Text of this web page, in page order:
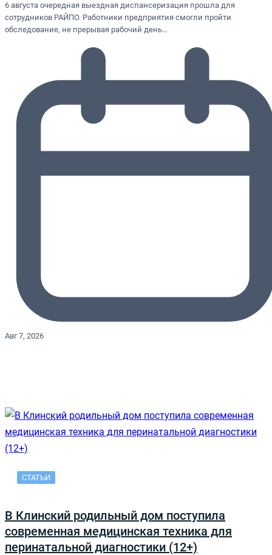
6 августа очередная выездная диспансеризация прошла для
сотрудников РАЙПО. Работники предприятия смогли пройти
обследование, не прерывая рабочий день…
Авг 7, 2026
СТАТЬИ
В Клинский родильный дом поступила
современная медицинская техника для
перинатальной диагностики (12+)